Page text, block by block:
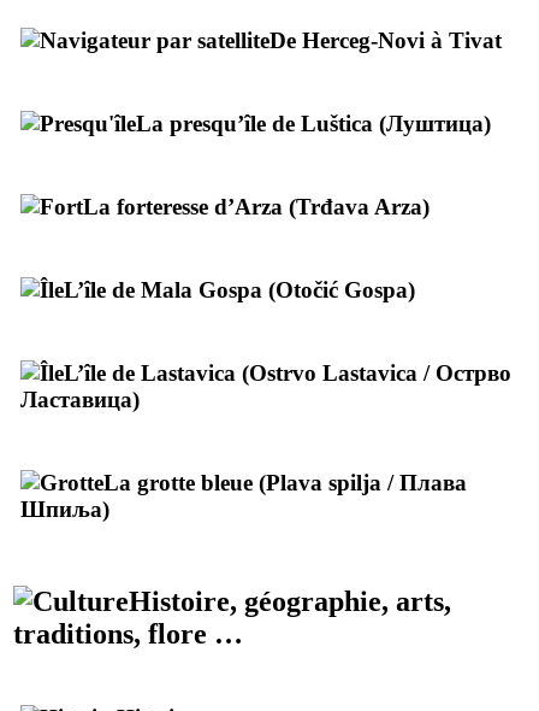
De Herceg-Novi à Tivat
La presqu’île de Luštica (Луштица)
La forteresse d’Arza (Trđava Arza)
L’île de Mala Gospa (Otočić Gospa)
L’île de Lastavica (Ostrvo Lastavica / Oстрво
Ластавица)
La grotte bleue (Plava spilja /Плава
Шпиља)
Histoire, géographie, arts,
traditions, flore …